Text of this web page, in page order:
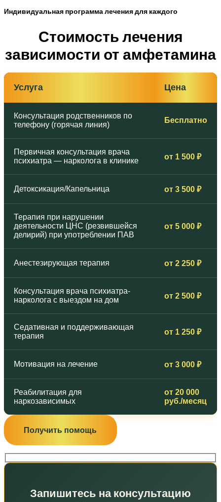
Индивидуальная программа лечения для каждого
Стоимость лечения
зависимости от амфетамина
Услуга Цена
Консультация родственников по
телефону (горячая линия)
Бесплатно
Первичная консультация врача
психиатра — нарколога в клинике
от 1 500 ₽
Детоксикация/Капельница от 3 500 ₽
Терапия при нарушении
деятельности ЦНС (резвившейся
делирий) при употреблении ПАВ
от 5 000 ₽
Анестезирующая терапия от 2 250 ₽
Консультация врача психиатра-
нарколога с выездом на дом
от 2 500 ₽
Седативная и поддерживающая
терапия
от 1 250 ₽
Мотивация на лечение от 3 000 ₽
Реабилитация для
наркозависимых
от 20 000
руб./месяц
Получить помощь
Запишитесь на консультацию